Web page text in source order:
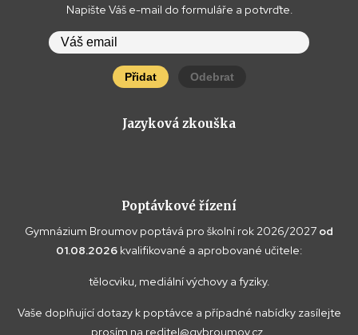
Napište Váš e-mail do formuláře a potvrďte.
Přidat Odebrat
Jazyková zkouška
Poptávkové řízení
Gymnázium Broumov poptává pro školní rok 2026/2027 od
01.08.2026 kvalifikované a aprobované učitele:
tělocviku, mediální výchovy a fyziky.
Vaše doplňující dotazy k poptávce a případné nabídky zasílejte
prosím na reditel@gybroumov.cz.